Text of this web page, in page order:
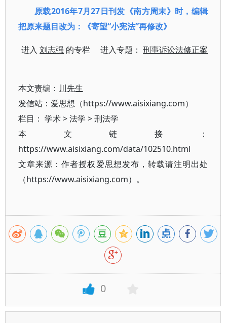
原载2016年7月27日刊发《南方周末》时，编辑
把原来题目改为：《寄望“小宪法”再修改》
进入刘志强 的专栏 进入专题：刑事诉讼法修正案
本文责编： 川先生
发信站：爱思想（https://www.aisixiang.com）
栏目： 学术>法学 >刑法学
本文链接：
https://www.aisixiang.com/data/102510.html
文章来源：作者授权爱思想发布，转载请注明出处
（https://www.aisixiang.com）。
0